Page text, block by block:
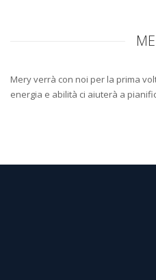
Mery verrà con noi per la prima
energia e abilità ci aiuterà a